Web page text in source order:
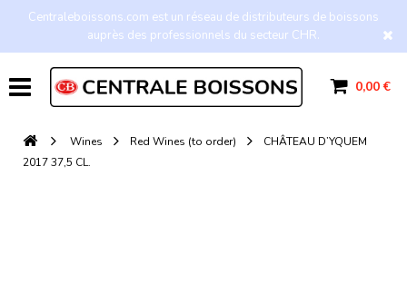
Centraleboissons.com est un réseau de distributeurs de boissons
auprès des professionnels du secteur CHR.
0,00 €
Wines Red Wines (to order)
CHÂTEAU D’YQUEM
2017 37,5 CL.